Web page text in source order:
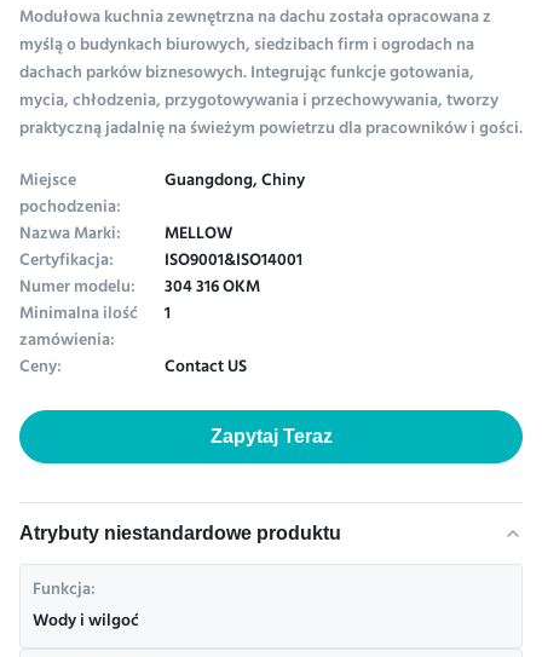
Modułowa kuchnia zewnętrzna na dachu została opracowana z
myślą o budynkach biurowych, siedzibach firm i ogrodach na
dachach parków biznesowych. Integrując funkcje gotowania,
mycia, chłodzenia, przygotowywania i przechowywania, tworzy
praktyczną jadalnię na świeżym powietrzu dla pracowników i gości.
Miejsce
pochodzenia:
Guangdong, Chiny
Nazwa Marki:
MELLOW
Certyfikacja: ISO9001&ISO14001
Numer modelu: 304 316 OKM
Minimalna ilość
zamówienia:
1
Ceny:
Contact US
Zapytaj Teraz
Atrybuty niestandardowe produktu
Funkcja:
Wody i wilgoć